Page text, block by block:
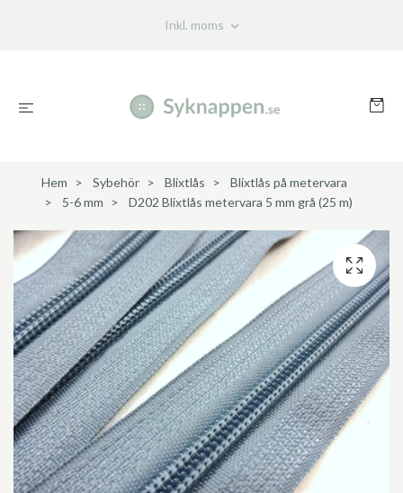
Inkl. moms
Hem Sybehör Blixtlås
Blixtlås på metervara
5-6 mm
D202 Blixtlås metervara 5 mm grå (25 m)